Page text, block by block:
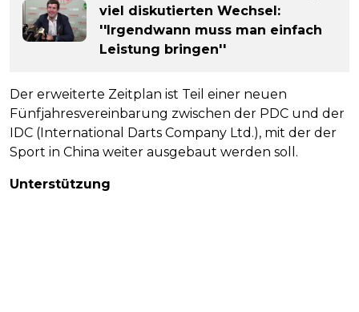
viel diskutierten Wechsel:
''Irgendwann muss man einfach
Leistung bringen''
Der erweiterte Zeitplan ist Teil einer neuen
Fünfjahresvereinbarung zwischen der PDC und der
IDC (International Darts Company Ltd.), mit der der
Sport in China weiter ausgebaut werden soll.
Unterstützung